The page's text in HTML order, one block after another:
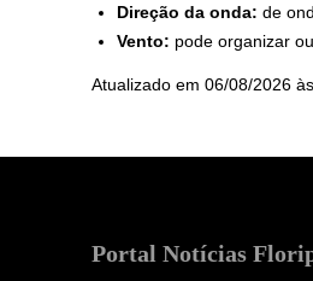
Direção da onda: de
Vento: pode organizar
Atualizado em 06/08/2026
Portal Notícias